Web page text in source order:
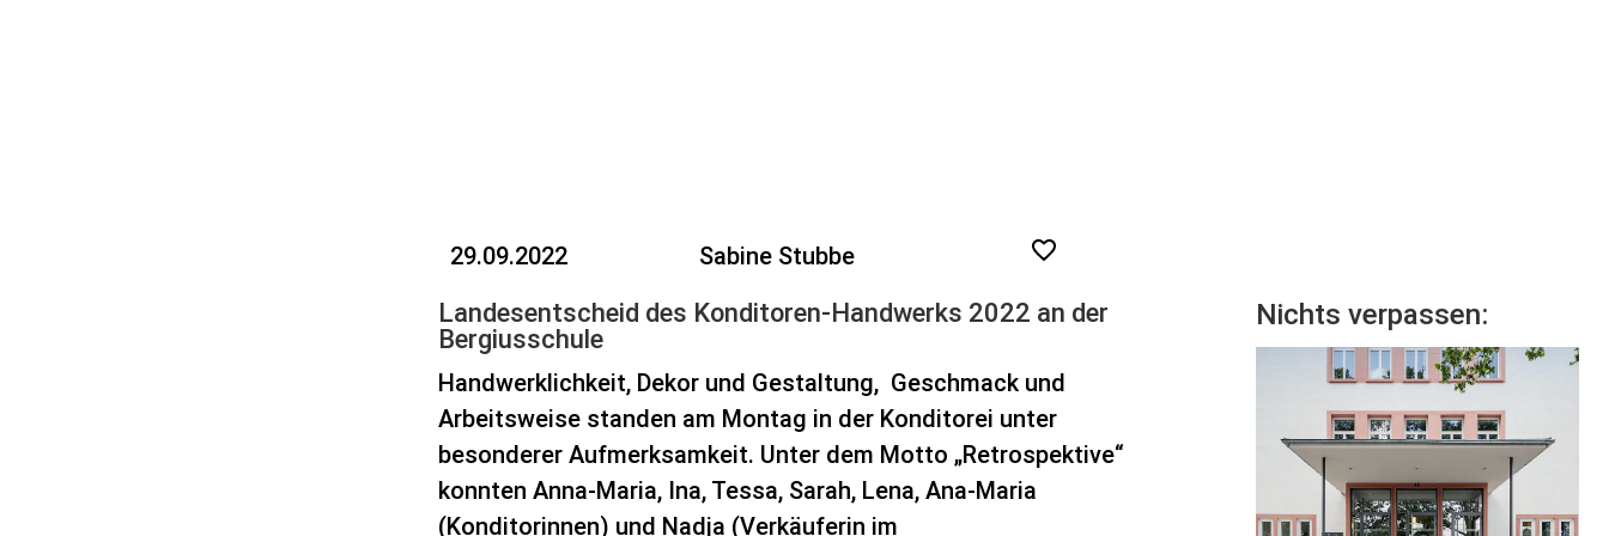
29.09.2022 Sabine Stubbe
Landesentscheid des Konditoren-Handwerks 2022 an der
Bergiusschule
Handwerklichkeit, Dekor und Gestaltung, Geschmack und
Arbeitsweise standen am Montag in der Konditorei unter
besonderer Aufmerksamkeit. Unter dem Motto „Retrospektive“
konnten Anna-Maria, Ina, Tessa, Sarah, Lena, Ana-Maria
(Konditorinnen) und Nadja (Verkäuferin im
Nichts verpassen: